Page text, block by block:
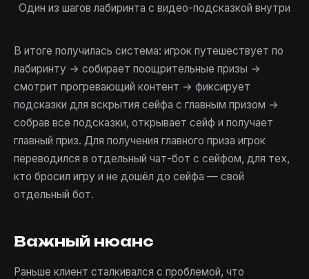
Один из шагов лабиринта с видео-подсказкой внутри
В итоге получилась система: игрок путешествует по
лабиринту → собирает поощрительные призы →
смотрит прогревающий контент → фиксирует
подсказки для вскрытия сейфа с главным призом →
собрав все подсказки, открывает сейф и получает
главный приз. Для получения главного приза игрок
переводился в отдельный чат-бот с сейфом, для тех,
кто бросил игру и не дошёл до сейфа — свой
отдельный бот.
Важный нюанс
Раньше клиент сталкивался с проблемой, что